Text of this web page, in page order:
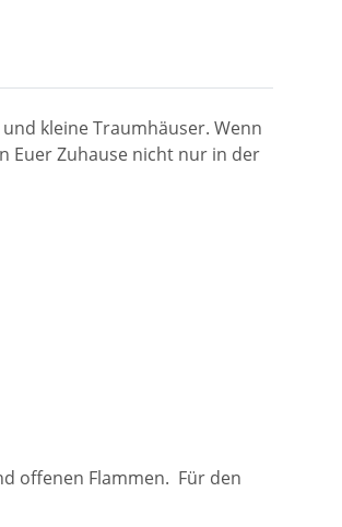
kleine Traumhäuser. Wenn
Euer Zuhause nicht nur in der
offenen Flammen. Für den